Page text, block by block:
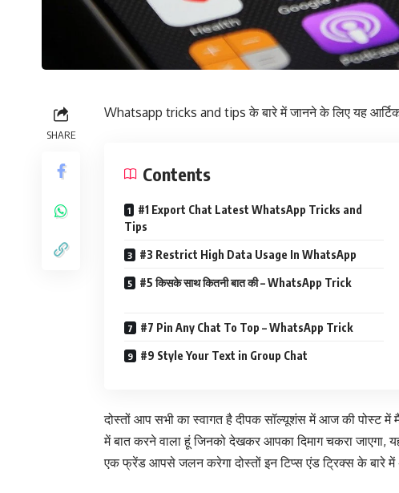
SHARE
Whatsapp tricks and tips के बारे में जानने के लिए यह
Contents
#1 Export Chat Latest WhatsApp Tricks and
Tips
#3 Restrict High Data Usage In WhatsApp
#5 किसके साथ कितनी बात की – WhatsApp Trick
#7 Pin Any Chat To Top – WhatsApp Trick
#9 Style Your Text in Group Chat
दोस्तों आप सभी का स्वागत है दीपक सॉल्यूशंस में आज की पोस्ट
में बात करने वाला हूं जिनको देखकर आपका दिमाग चकरा
एक फ्रेंड आपसे जलन करेगा दोस्तों इन टिप्स एंड ट्रिक्स के बारे में